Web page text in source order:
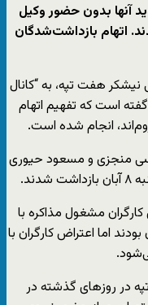
آنها بدون حضور وکیل
اتهام بازداشت‌شدگان
نیشکر هفت تپه، به “کانال
است که تفهیم اتهام
انجام شده است.
منجزی و مسعود حیوری
کارگران مشغول مذاکره با
اما اعتراض کارگران با
در روزهای گذشته در